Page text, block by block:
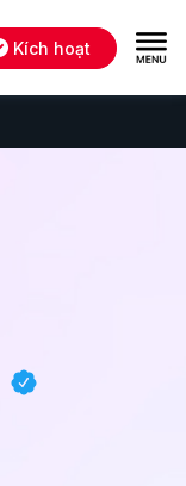
Kích hoạt